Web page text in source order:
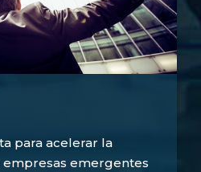
para acelerar la
emergentes